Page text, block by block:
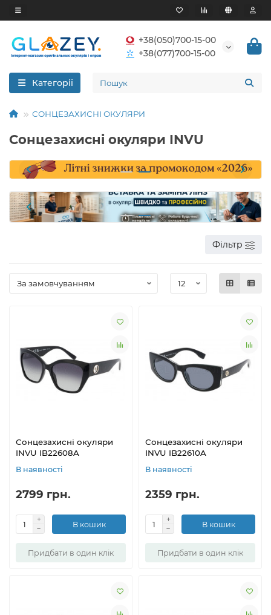
+38(050)700-15-00
+38(077)700-15-00
Категорії
СОНЦЕЗАХИСНІ ОКУЛЯРИ
Сонцезахисні окуляри INVU
Фільтр
Сонцезахисні окуляри
INVU IB22608A
В наявності
2799 грн.
В кошик
Придбати в один клік
Сонцезахисні окуляри
INVU IB22610A
В наявності
2359 грн.
В кошик
Придбати в один клік